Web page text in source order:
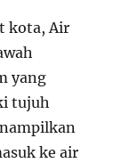
kota, Air
yang
tujuh
ke air